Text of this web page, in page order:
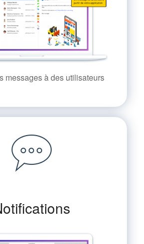
messages à des utilisateurs